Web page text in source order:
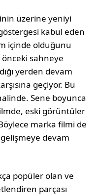
üzerine yeniyi
kabul eden
içinde olduğunu
sahneye
yerden devam
geçiyor. Bu
Sene boyunca
eski görüntüler
marka filmi de
devam
popüler olan ve
parçası